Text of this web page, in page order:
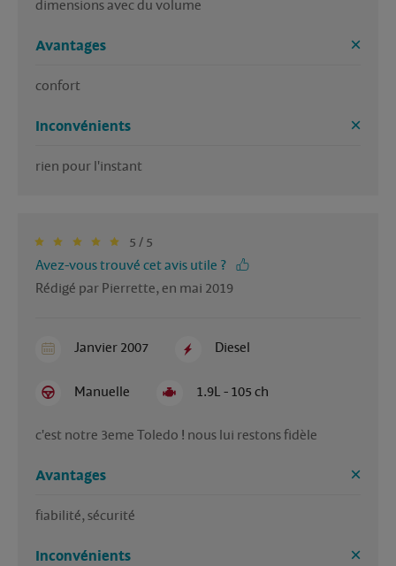
dimensions avec du volume
Avantages
confort
Inconvénients
rien pour l'instant
5 / 5
Avez-vous trouvé cet avis utile ?
Rédigé par Pierrette, en mai 2019
Janvier 2007 Diesel
Manuelle 1.9L - 105 ch
c'est notre 3eme Toledo ! nous lui restons fidèle
Avantages
fiabilité, sécurité
Inconvénients